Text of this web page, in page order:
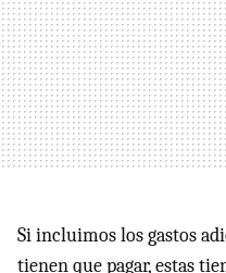
Si incluimos los gastos
tienen que pagar, estas